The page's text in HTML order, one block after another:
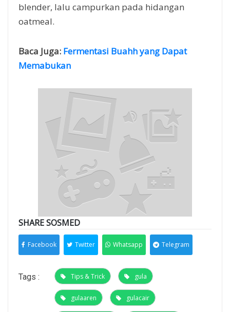
blender, lalu campurkan pada hidangan
oatmeal.
Baca Juga: Fermentasi Buahh yang Dapat
Memabukan
SHARE SOSMED
Facebook Twitter Whatsapp Telegram
Tags : Tips & Trick gula
gulaaren gulacair